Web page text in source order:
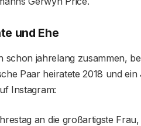
und Ehe
schon jahrelang zusammen,
Paar heiratete 2018 und
Instagram:
an die großartigste